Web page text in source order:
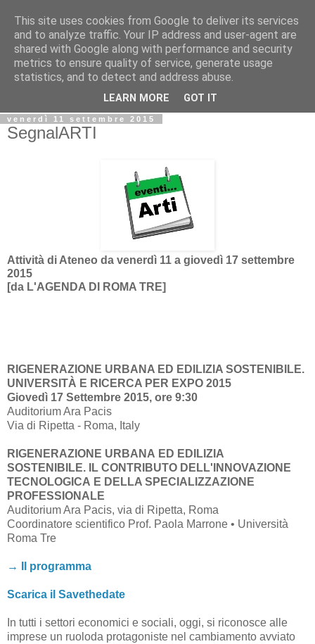
Biblio@rti in
Il Blog della Biblioteca di Area delle arti per condividere
informazioni iniziative incontri
venerdì 11 settembre 2015
SegnalARTI
Attività di Ateneo da venerdì 11 a giovedì 17 settembre
2015
[da L'AGENDA DI ROMA TRE]
RIGENERAZIONE URBANA ED EDILIZIA SOSTENIBILE.
UNIVERSITÀ E RICERCA PER EXPO 2015
Giovedì 17 Settembre 2015, ore 9:30
Auditorium Ara Pacis
Via di Ripetta - Roma, Italy
RIGENERAZIONE URBANA ED EDILIZIA
SOSTENIBILE. IL CONTRIBUTO DELL'INNOVAZIONE
TECNOLOGICA E DELLA SPECIALIZZAZIONE
PROFESSIONALE
Auditorium Ara Pacis, via di Ripetta, Roma
Coordinatore scientifico Prof. Paola Marrone • Università
Roma Tre
→ Il programma
Scarica il Savethedate
In tutti i settori economici e sociali, oggi, si riconosce alle
imprese un ruoloda protagoniste nel cambiamento avviato
This site uses cookies from Google to deliver its services
and to analyze traffic. Your IP address and user-agent are
shared with Google along with performance and security
metrics to ensure quality of service, generate usage
statistics, and to detect and address abuse.
LEARN MORE GOT IT